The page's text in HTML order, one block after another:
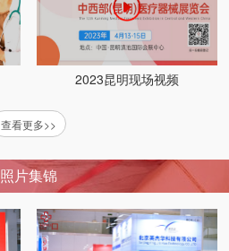
2023昆明现场视频
查看更多>>
照片集锦